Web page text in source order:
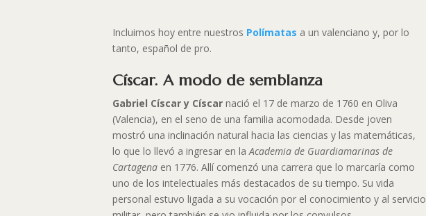
Incluimos hoy entre nuestros Polímatas a un valenciano y, por lo
tanto, español de pro.
Císcar. A modo de semblanza
Gabriel Císcar y Císcar nació el 17 de marzo de 1760 en Oliva
(Valencia), en el seno de una familia acomodada. Desde joven
mostró una inclinación natural hacia las ciencias y las matemáticas,
lo que lo llevó a ingresar en laAcademia de Guardiamarinas de
Cartagena en 1776. Allí comenzó una carrera que lo marcaría como
uno de los intelectuales más destacados de su tiempo. Su vida
personal estuvo ligada a su vocación por el conocimiento y al servicio